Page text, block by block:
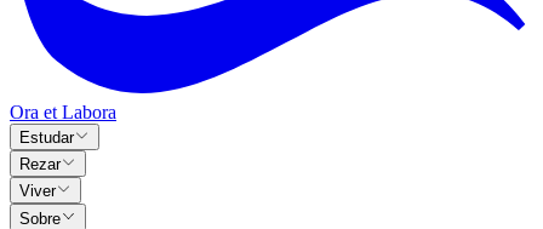
Ora et Labora
Estudar
Rezar
Viver
Sobre